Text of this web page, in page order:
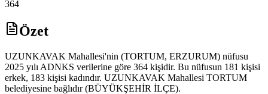
364
Özet
UZUNKAVAK Mahallesi'nin (TORTUM, ERZURUM) nüfusu
2025 yılı ADNKS verilerine göre 364 kişidir. Bu nüfusun 181 kişisi
erkek, 183 kişisi kadındır. UZUNKAVAK Mahallesi TORTUM
belediyesine bağlıdır (BÜYÜKŞEHİR İLÇE).